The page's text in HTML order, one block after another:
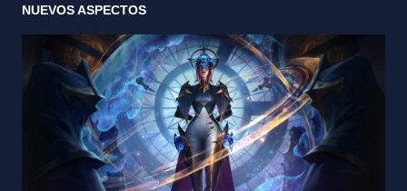
NUEVOS ASPECTOS